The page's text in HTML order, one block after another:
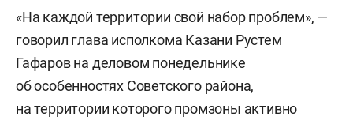
«На каждой территории свой набор проблем», —
говорил глава исполкома Казани Рустем
Гафаров на деловом понедельнике
об особенностях Советского района,
на территории которого промзоны активно